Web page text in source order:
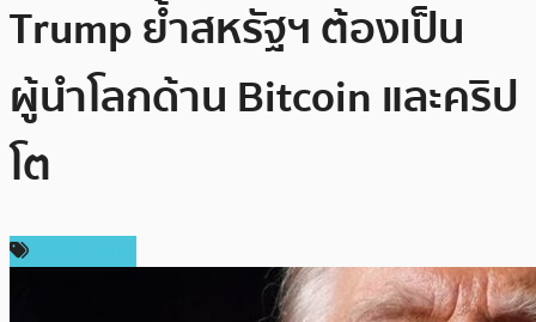
Trump ย้ำสหรัฐฯ ต้องเป็น
ผู้นำโลกด้าน Bitcoin และคริป
โต